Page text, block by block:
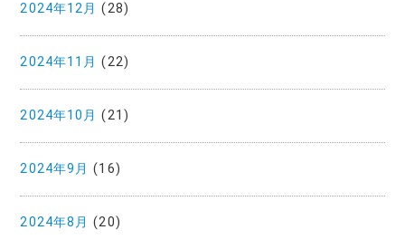
2024年12月 (28)
2024年11月 (22)
2024年10月 (21)
2024年9月 (16)
2024年8月 (20)